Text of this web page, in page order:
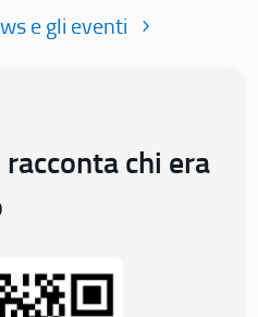
e gli eventi
racconta chi era